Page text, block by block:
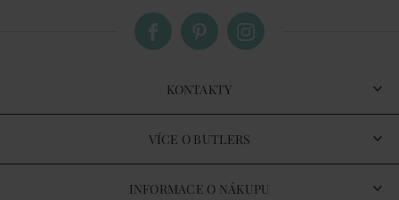
KONTAKTY
VÍCE O BUTLERS
INFORMACE O NÁKUPU